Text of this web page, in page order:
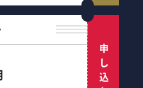
申し込む